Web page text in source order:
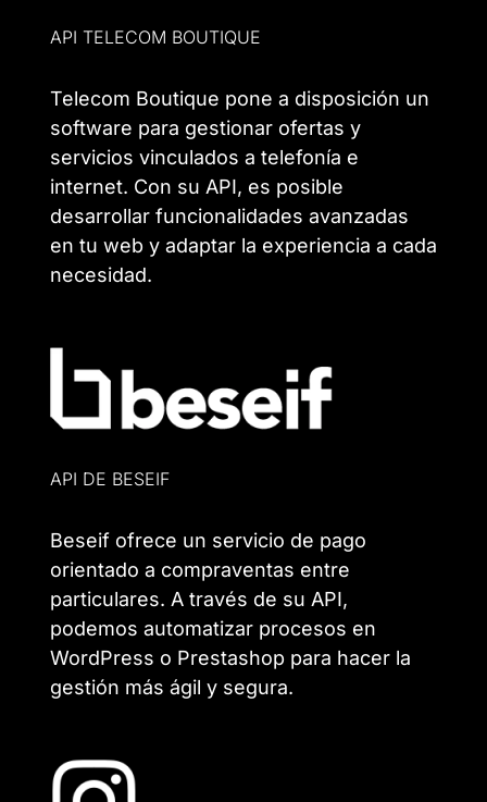
API TELECOM BOUTIQUE
Telecom Boutique pone a disposición un
software para gestionar ofertas y
servicios vinculados a telefonía e
internet. Con su API, es posible
desarrollar funcionalidades avanzadas
en tu web y adaptar la experiencia a cada
necesidad.
API DE BESEIF
Beseif ofrece un servicio de pago
orientado a compraventas entre
particulares. A través de su API,
podemos automatizar procesos en
WordPress o Prestashop para hacer la
gestión más ágil y segura.